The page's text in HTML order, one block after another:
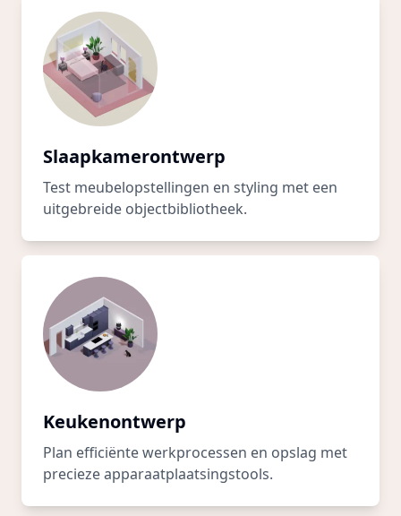
Slaapkamerontwerp
Test meubelopstellingen en styling met een
uitgebreide objectbibliotheek.
Keukenontwerp
Plan efficiënte werkprocessen en opslag met
precieze apparaatplaatsingstools.